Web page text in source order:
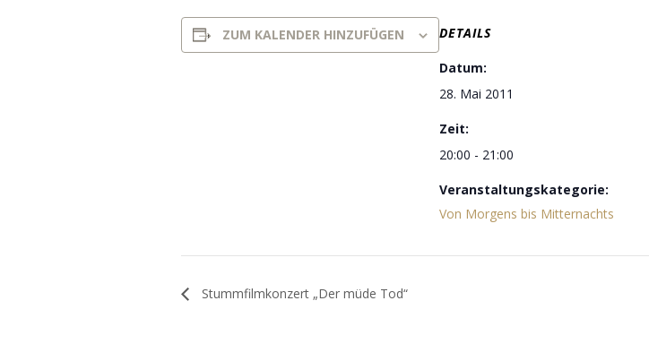
ZUM KALENDER HINZUFÜGEN DETAILS
Datum:
28. Mai 2011
Zeit:
20:00 - 21:00
Veranstaltungskategorie:
Von Morgens bis Mitternachts
Stummfilmkonzert „Der müde Tod“